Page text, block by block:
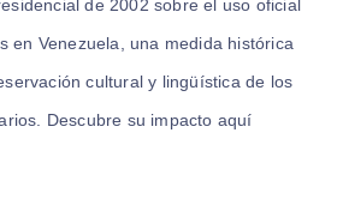
de 2002 sobre el uso oficial
en Venezuela, una medida histórica
cultural y lingüística de los
Descubre su impacto aquí.